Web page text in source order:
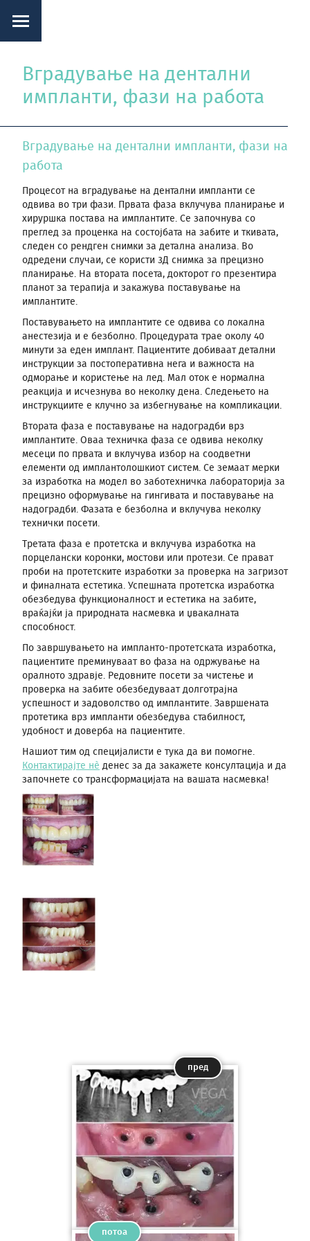
Вградување на дентални
импланти, фази на работа
Вградување на дентални импланти, фази на
работа
Процесот на вградување на дентални импланти се
одвива во три фази. Првата фаза вклучува планирање и
хируршка постава на имплантите. Се започнува со
преглед за проценка на состојбата на забите и ткивата,
следен со рендген снимки за детална анализа. Во
одредени случаи, се користи 3Д снимка за прецизно
планирање. На втората посета, докторот го презентира
планот за терапија и закажува поставување на
имплантите.
Поставувањето на имплантите се одвива со локална
анестезија и е безболно. Процедурата трае околу 40
минути за еден имплант. Пациентите добиваат детални
инструкции за постоперативна нега и важноста на
одморање и користење на лед. Мал оток е нормална
реакција и исчезнува во неколку дена. Следењето на
инструкциите е клучно за избегнување на компликации.
Втората фаза е поставување на надоградби врз
имплантите. Оваа техничка фаза се одвива неколку
месеци по првата и вклучува избор на соодветни
елементи од имплантолошкиот систем. Се земаат мерки
за изработка на модел во заботехничка лабораторија за
прецизно оформување на гингивата и поставување на
надоградби. Фазата е безболна и вклучува неколку
технички посети.
Третата фаза е протетска и вклучува изработка на
порцелански коронки, мостови или протези. Се прават
проби на протетските изработки за проверка на загризот
и финалната естетика. Успешната протетска изработка
обезбедува функционалност и естетика на забите,
враќајќи ја природната насмевка и џвакалната
способност.
По завршувањето на импланто-протетската изработка,
пациентите преминуваат во фаза на одржување на
оралното здравје. Редовните посети за чистење и
проверка на забите обезбедуваат долготрајна
успешност и задоволство од имплантите. Завршената
протетика врз импланти обезбедува стабилност,
удобност и доверба на пациентите.
Нашиот тим од специјалисти е тука да ви помогне.
Контактирајте нè денес за да закажете консултација и да
започнете со трансформацијата на вашата насмевка!
пред
потоа